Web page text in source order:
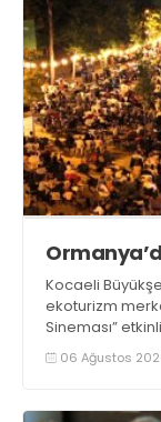
Kocaeli
ekoturizm
Sineması”
06 Ağustos